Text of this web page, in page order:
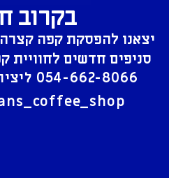
בקרוב
יצאנו להפסקת קפה קצרה
סניפים חדשים לחוויית
054-662-8066